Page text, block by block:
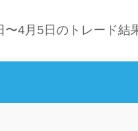
4月5日のトレード結